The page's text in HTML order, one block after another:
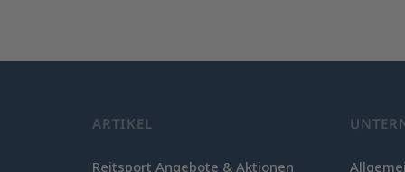
ARTIKEL
Reitsport Angebote & Aktionen